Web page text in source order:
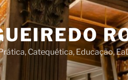
Catequética, Educação,